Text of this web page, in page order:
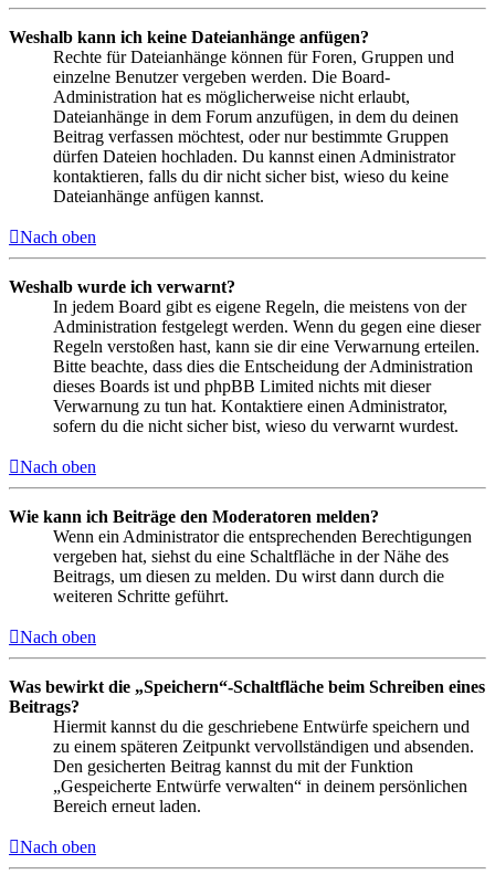
Weshalb kann ich keine Dateianhänge anfügen?
Rechte für Dateianhänge können für Foren, Gruppen und
einzelne Benutzer vergeben werden. Die Board-
Administration hat es möglicherweise nicht erlaubt,
Dateianhänge in dem Forum anzufügen, in dem du deinen
Beitrag verfassen möchtest, oder nur bestimmte Gruppen
dürfen Dateien hochladen. Du kannst einen Administrator
kontaktieren, falls du dir nicht sicher bist, wieso du keine
Dateianhänge anfügen kannst.
Nach oben
Weshalb wurde ich verwarnt?
In jedem Board gibt es eigene Regeln, die meistens von der
Administration festgelegt werden. Wenn du gegen eine dieser
Regeln verstoßen hast, kann sie dir eine Verwarnung erteilen.
Bitte beachte, dass dies die Entscheidung der Administration
dieses Boards ist und phpBB Limited nichts mit dieser
Verwarnung zu tun hat. Kontaktiere einen Administrator,
sofern du die nicht sicher bist, wieso du verwarnt wurdest.
Nach oben
Wie kann ich Beiträge den Moderatoren melden?
Wenn ein Administrator die entsprechenden Berechtigungen
vergeben hat, siehst du eine Schaltfläche in der Nähe des
Beitrags, um diesen zu melden. Du wirst dann durch die
weiteren Schritte geführt.
Nach oben
Was bewirkt die „Speichern“-Schaltfläche beim Schreiben eines
Beitrags?
Hiermit kannst du die geschriebene Entwürfe speichern und
zu einem späteren Zeitpunkt vervollständigen und absenden.
Den gesicherten Beitrag kannst du mit der Funktion
„Gespeicherte Entwürfe verwalten“ in deinem persönlichen
Bereich erneut laden.
Nach oben